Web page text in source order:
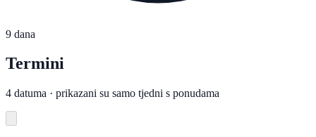
9 dana
Termini
4 datuma · prikazani su samo tjedni s ponudama